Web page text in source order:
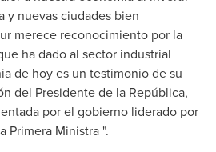
y nuevas ciudades bien
merece reconocimiento por la
ha dado al sector industrial
de hoy es un testimonio de su
del Presidente de la República,
por el gobierno liderado por
Primera Ministra ".